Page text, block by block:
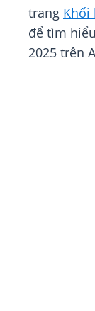
trang Khối
để tìm
2025 trên